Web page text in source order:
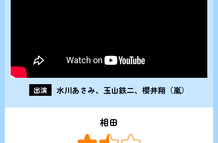
出演 水川あさみ、玉山鉄二、櫻井翔（嵐）
相田